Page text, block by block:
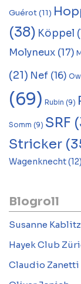
Guérot(11)
(38) Köppel
Molyneux (17)
(21) Nef (16)
(69) Rubin (9)
Somm (9) SRF
Stricker
Wagenknecht(12)
Blogroll
Susanne Kablitz
Hayek Club
Claudio Zanetti